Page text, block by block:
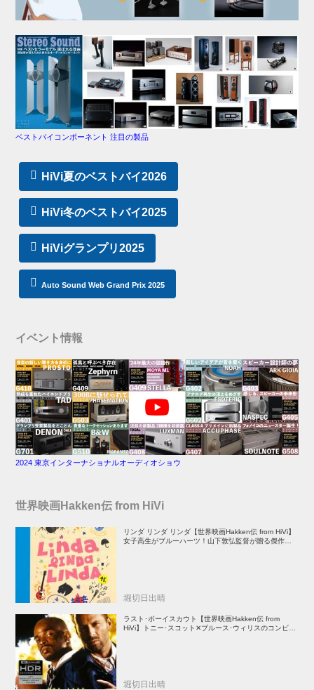
ベストバイコンポーネント 注目の製品
HiVi夏のベストバイ2026
HiVi冬のベストバイ2025
HiViグランプリ2025
Auto Sound Web Grand Prix 2025
イベント情報
2024 東京インターナショナルオーディオショウ
世界映画Hakken伝 from HiVi
リンダ リンダ リンダ【世界映画Hakken伝 from HiVi】
女子高生がブルーハーツ！山下敦弘監督が贈る傑作青春
堀切日出晴
ラスト･ボーイスカウト【世界映画Hakken伝 from
HiVi】トニー･スコット✕ブルース･ウィリスのコンビが
堀切日出晴